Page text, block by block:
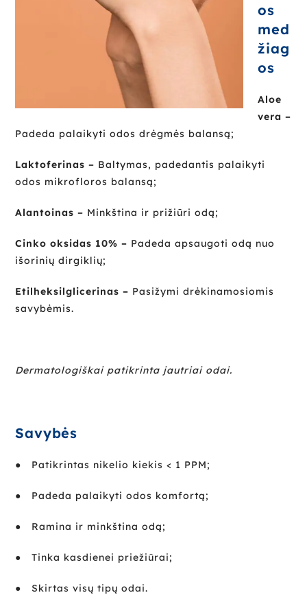
os
med
žiag
os
Aloe
vera –
Padeda palaikyti odos drėgmės balansą;
Laktoferinas – Baltymas, padedantis palaikyti
odos mikrofloros balansą;
Alantoinas – Minkština ir prižiūri odą;
Cinko oksidas 10% – Padeda apsaugoti odą nuo
išorinių dirgiklių;
Etilheksilglicerinas – Pasižymi drėkinamosiomis
savybėmis.
Dermatologiškai patikrinta jautriai odai.
Savybės
● Patikrintas nikelio kiekis < 1 PPM;
● Padeda palaikyti odos komfortą;
● Ramina ir minkština odą;
● Tinka kasdienei priežiūrai;
● Skirtas visų tipų odai.